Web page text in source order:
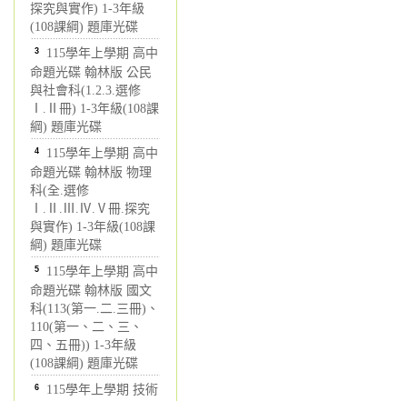
探究與實作) 1-3年級
(108課綱) 題庫光碟
3 115學年上學期 高中
命題光碟 翰林版 公民
與社會科(1.2.3.選修
Ⅰ.Ⅱ冊) 1-3年級(108課
綱) 題庫光碟
4 115學年上學期 高中
命題光碟 翰林版 物理
科(全.選修
Ⅰ.Ⅱ.Ⅲ.Ⅳ.Ⅴ冊.探究
與實作) 1-3年級(108課
綱) 題庫光碟
5 115學年上學期 高中
命題光碟 翰林版 國文
科(113(第一.二.三冊)、
110(第一、二、三、
四、五冊)) 1-3年級
(108課綱) 題庫光碟
6 115學年上學期 技術